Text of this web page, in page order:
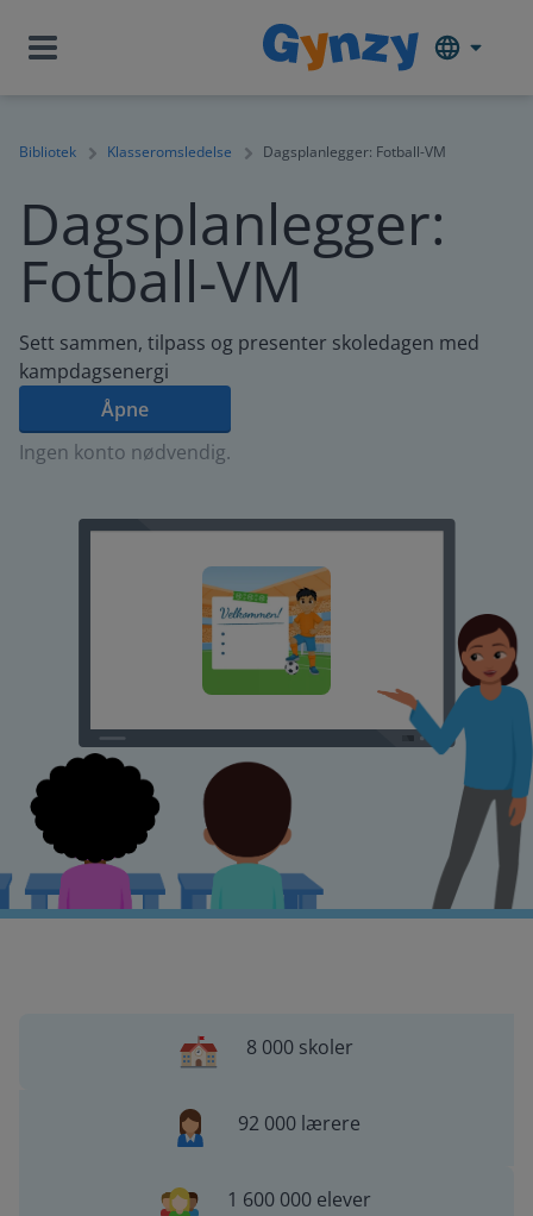
Bibliotek Klasseromsledelse Dagsplanlegger: Fotball-VM
Dagsplanlegger:
Fotball-VM
Sett sammen, tilpass og presenter skoledagen med
kampdagsenergi
Åpne
Ingen konto nødvendig.
8 000 skoler
92 000 lærere
1 600 000 elever